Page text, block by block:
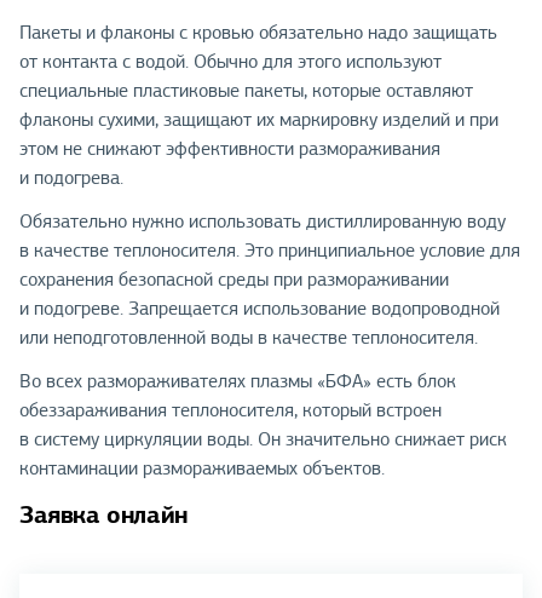
Пакеты и флаконы с кровью обязательно надо защищать
от контакта с водой. Обычно для этого используют
специальные пластиковые пакеты, которые оставляют
флаконы сухими, защищают их маркировку изделий и при
этом не снижают эффективности размораживания
и подогрева.
Обязательно нужно использовать дистиллированную воду
в качестве теплоносителя. Это принципиальное условие для
сохранения безопасной среды при размораживании
и подогреве. Запрещается использование водопроводной
или неподготовленной воды в качестве теплоносителя.
Во всех размораживателях плазмы «БФА» есть блок
обеззараживания теплоносителя, который встроен
в систему циркуляции воды. Он значительно снижает риск
контаминации размораживаемых объектов.
Заявка онлайн